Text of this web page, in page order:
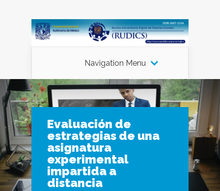
Navigation Menu
Evaluación de
estrategias de una
asignatura
experimental
impartida a
distancia